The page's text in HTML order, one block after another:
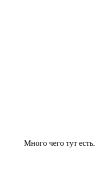
Много чего тут есть.